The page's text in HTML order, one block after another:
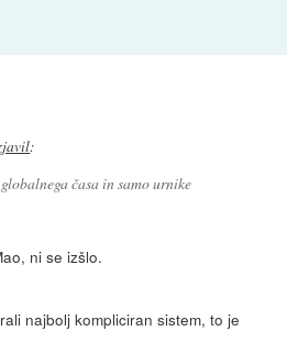
:
časa in samo urnike
ni se izšlo.
najbolj kompliciran sistem, to je